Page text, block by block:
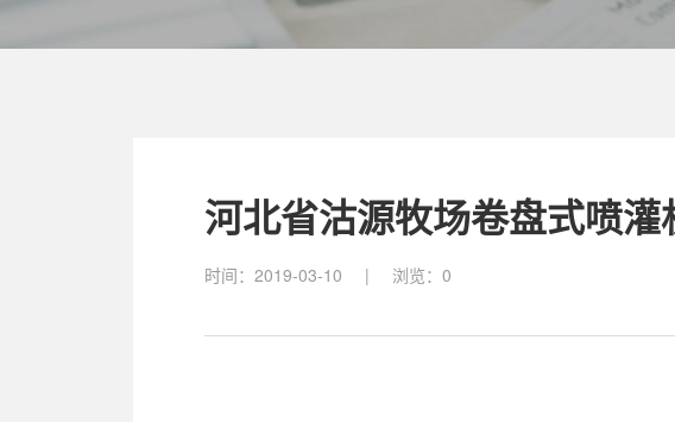
河北省沽源牧场卷盘式喷
时间：2019-03-10 | 浏览： 0